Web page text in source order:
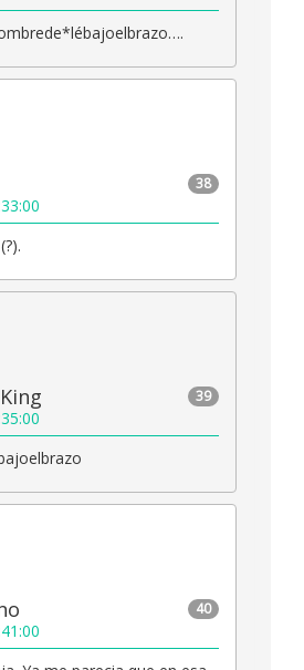
38
39
40